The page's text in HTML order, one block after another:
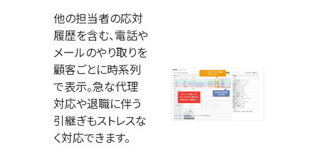
他の担当者の応対
履歴を含む、電話や
メールのやり取りを
顧客ごとに時系列
で表示。急な代理
対応や退職に伴う
引継ぎもストレスな
く対応できます。